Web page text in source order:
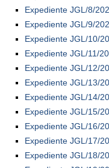
Expediente JGL/8/
Expediente JGL/9/
Expediente JGL/10/
Expediente JGL/11/
Expediente JGL/12/
Expediente JGL/13/
Expediente JGL/14/
Expediente JGL/15/
Expediente JGL/16/
Expediente JGL/17/
Expediente JGL/18/